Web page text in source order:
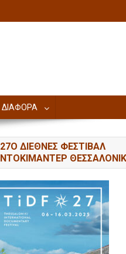
ΔΙΑΦΟΡΑ
27Ο ΔΙΕΘΝΕΣ ΦΕΣΤΙΒΑΛ
ΝΤΟΚΙΜΑΝΤΕΡ